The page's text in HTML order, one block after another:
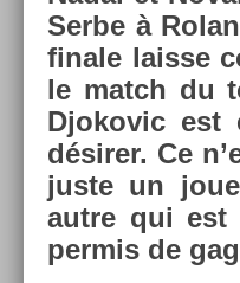
Serbe à
fin­ale lais­se
le match du
Djokovic est
désirer. Ce
juste un
autre qui
per­mis de